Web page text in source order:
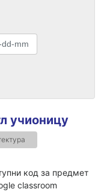
учионицу
код за предмет
classroom